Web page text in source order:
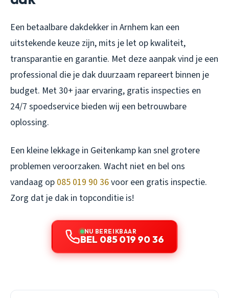
Een betaalbare dakdekker in Arnhem kan een
uitstekende keuze zijn, mits je let op kwaliteit,
transparantie en garantie. Met deze aanpak vind je een
professional die je dak duurzaam repareert binnen je
budget. Met 30+ jaar ervaring, gratis inspecties en
24/7 spoedservice bieden wij een betrouwbare
oplossing.
Een kleine lekkage in Geitenkamp kan snel grotere
problemen veroorzaken. Wacht niet en bel ons
vandaag op 085 019 90 36voor een gratis inspectie.
Zorg dat je dak in topconditie is!
NU BEREIKBAAR
BEL 085 019 90 36